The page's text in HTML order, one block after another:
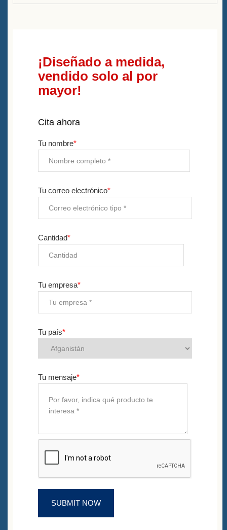
¡Diseñado a medida,
vendido solo al por
mayor!
Cita ahora
Tu nombre*
Tu correo electrónico*
Cantidad*
Tu empresa*
Tu país*
Tu mensaje*